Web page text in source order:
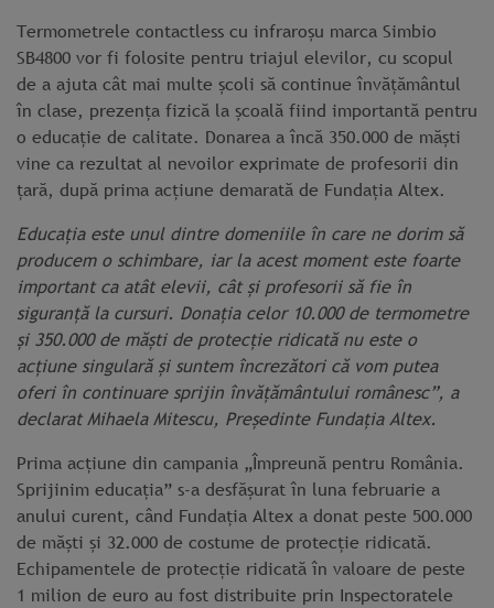
Termometrele contactless cu infraroșu marca Simbio
SB4800 vor fi folosite pentru triajul elevilor, cu scopul
de a ajuta cât mai multe școli să continue învățământul
în clase, prezența fizică la școală fiind importantă pentru
o educație de calitate. Donarea a încă 350.000 de măști
vine ca rezultat al nevoilor exprimate de profesorii din
țară, după prima acțiune demarată de Fundația Altex.
Educația este unul dintre domeniile în care ne dorim să
producem o schimbare, iar la acest moment este foarte
important ca atât elevii, cât și profesorii să fie în
siguranță la cursuri. Donația celor 10.000 de termometre
și 350.000 de măști de protecție ridicată nu este o
acțiune singulară și suntem încrezători că vom putea
oferi în continuare sprijin învățământului românesc”, a
declarat Mihaela Mitescu, Președinte Fundația Altex.
Prima acțiune din campania „Împreună pentru România.
Sprijinim educația” s-a desfășurat în luna februarie a
anului curent, când Fundația Altex a donat peste 500.000
de măști și 32.000 de costume de protecție ridicată.
Echipamentele de protecție ridicată în valoare de peste
1 milion de euro au fost distribuite prin Inspectoratele